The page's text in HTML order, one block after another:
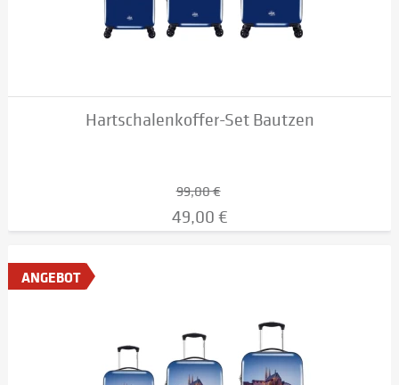
Hartschalenkoffer-Set Bautzen
99,00 €
49,00 €
ANGEBOT